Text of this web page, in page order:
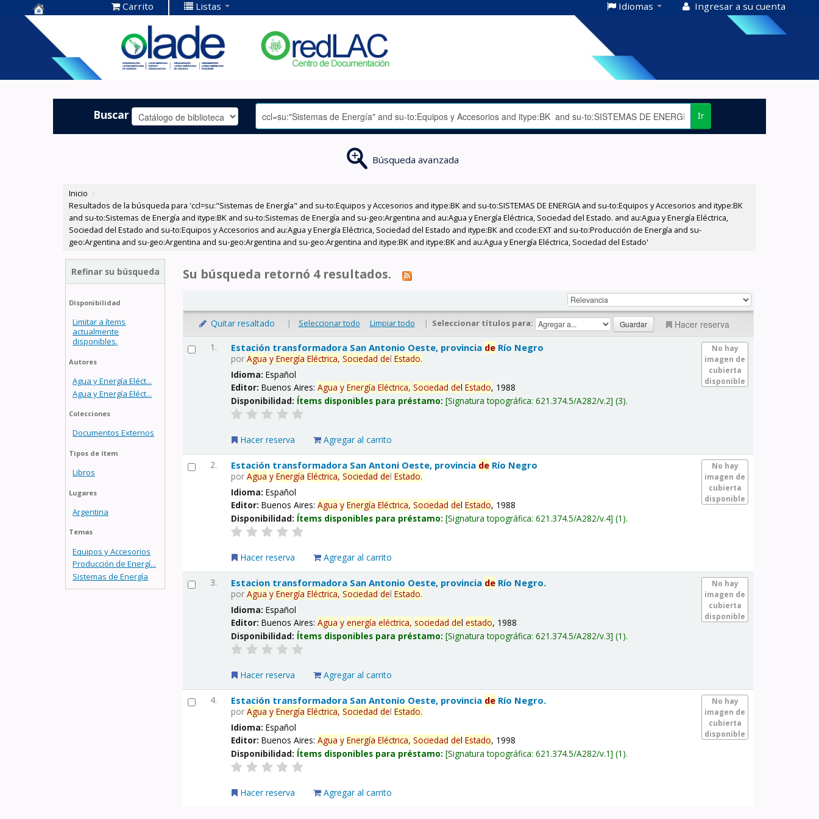
Centro de
Documentación
OLADE -
Carrito Listas Idiomas Ingresar a su cuenta
Buscar Ir
Búsqueda avanzada
Inicio ›
Resultados de la búsqueda para 'ccl=su:"Sistemas de Energía" and su-to:Equipos y Accesorios and itype:BK and su-to:SISTEMAS DE ENERGIA and su-to:Equipos y Accesorios and itype:BK
and su-to:Sistemas de Energía and itype:BK and su-to:Sistemas de Energía and su-geo:Argentina and au:Agua y Energía Eléctrica, Sociedad del Estado. and au:Agua y Energía Eléctrica,
Sociedad del Estado and su-to:Equipos y Accesorios and au:Agua y Energía Eléctrica, Sociedad del Estado and itype:BK and ccode:EXT and su-to:Producción de Energía and su-
geo:Argentina and su-geo:Argentina and su-geo:Argentina and su-geo:Argentina and itype:BK and itype:BK and au:Agua y Energía Eléctrica, Sociedad del Estado'
Refinar su búsqueda
Disponibilidad
Limitar a ítems
actualmente
disponibles.
Autores
Agua y Energía Eléct...
Agua y Energía Eléct...
Colecciones
Documentos Externos
Tipos de ítem
Libros
Lugares
Argentina
Temas
Equipos y Accesorios
Producción de Energí...
Sistemas de Energía
Su búsqueda retornó 4 resultados.
Quitar resaltado | Seleccionar todo Limpiar todo | Seleccionar títulos para: Hacer reserva
1.
No hay
imagen de
cubierta
disponible
Estación transformadora San Antonio Oeste, provincia de Río Negro
porAgua y Energía Eléctrica, Sociedad delEstado.
Idioma:Español
Editor:Buenos Aires:Agua y Energía Eléctrica, Sociedad delEstado, 1988
Disponibilidad: Ítems disponibles para préstamo: Signatura topográfica:621.374.5/A282/v.2 (3).
Hacer reserva Agregar al carrito
2.
No hay
imagen de
cubierta
disponible
Estación transformadora San Antoni Oeste, provincia de Río Negro
porAgua y Energía Eléctrica, Sociedad delEstado.
Idioma:Español
Editor:Buenos Aires:Agua y Energía Eléctrica, Sociedad delEstado, 1988
Disponibilidad: Ítems disponibles para préstamo: Signatura topográfica:621.374.5/A282/v.4 (1).
Hacer reserva Agregar al carrito
3.
No hay
imagen de
cubierta
disponible
Estacion transformadora San Antonio Oeste, provincia de Río Negro.
porAgua y Energía Eléctrica, Sociedad delEstado.
Idioma:Español
Editor:Buenos Aires:Agua y energía eléctrica, sociedad delestado, 1988
Disponibilidad: Ítems disponibles para préstamo: Signatura topográfica:621.374.5/A282/v.3 (1).
Hacer reserva Agregar al carrito
4.
No hay
imagen de
cubierta
disponible
Estación transformadora San Antonio Oeste, provincia de Río Negro.
porAgua y Energía Eléctrica, Sociedad delEstado.
Idioma:Español
Editor:Buenos Aires:Agua y Energía Eléctrica, Sociedad delEstado, 1998
Disponibilidad: Ítems disponibles para préstamo: Signatura topográfica:621.374.5/A282/v.1 (1).
Hacer reserva Agregar al carrito